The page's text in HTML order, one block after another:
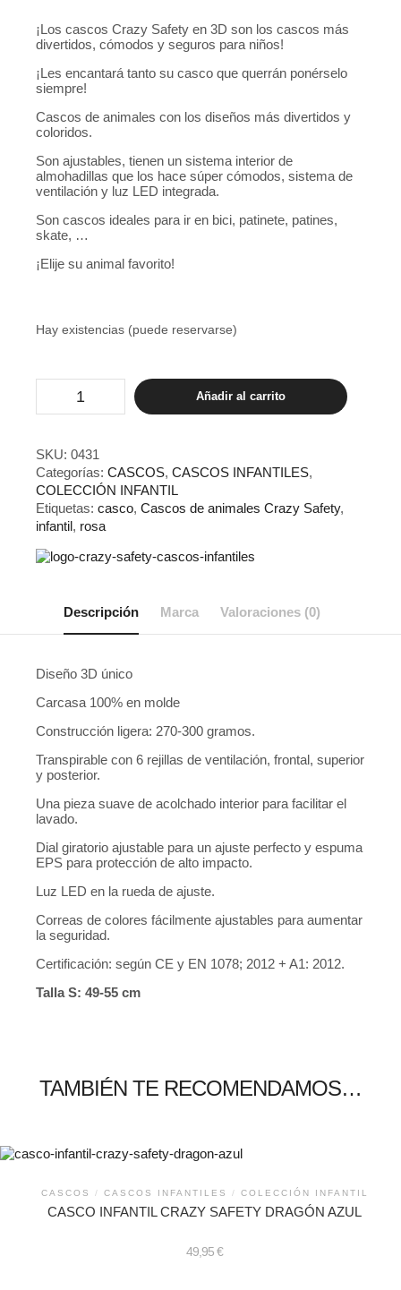
¡Los cascos Crazy Safety en 3D son los cascos más
divertidos, cómodos y seguros para niños!
¡Les encantará tanto su casco que querrán ponérselo
siempre!
Cascos de animales con los diseños más divertidos y
coloridos.
Son ajustables, tienen un sistema interior de
almohadillas que los hace súper cómodos, sistema de
ventilación y luz LED integrada.
Son cascos ideales para ir en bici, patinete, patines,
skate, …
¡Elije su animal favorito!
Hay existencias (puede reservarse)
Dragón
cantidad
Añadir al carrito
SKU: 0431
Categorías: CASCOS, CASCOS INFANTILES,
COLECCIÓN INFANTIL
Etiquetas: casco, Cascos de animales Crazy Safety,
infantil, rosa
Descripción Marca Valoraciones (0)
Diseño 3D único
Carcasa 100% en molde
Construcción ligera: 270-300 gramos.
Transpirable con 6 rejillas de ventilación, frontal, superior
y posterior.
Una pieza suave de acolchado interior para facilitar el
lavado.
Dial giratorio ajustable para un ajuste perfecto y espuma
EPS para protección de alto impacto.
Luz LED en la rueda de ajuste.
Correas de colores fácilmente ajustables para aumentar
la seguridad.
Certificación: según CE y EN 1078; 2012 + A1: 2012.
Talla S: 49-55 cm
TAMBIÉN TE RECOMENDAMOS…
CASCOS / CASCOS INFANTILES / COLECCIÓN INFANTIL
CASCO INFANTIL CRAZY SAFETY DRAGÓN AZUL
49,95€